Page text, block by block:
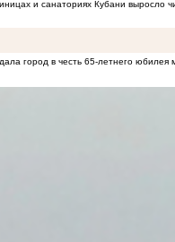
и санаториях Кубани выросло
город в честь 65-летнего юбилея